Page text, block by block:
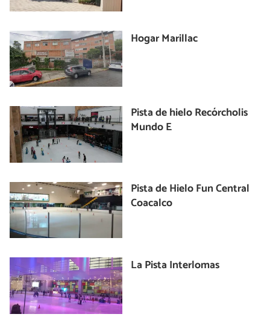
Hogar Marillac
Pista de hielo Recórcholis
Mundo E
Pista de Hielo Fun Central
Coacalco
La Pista Interlomas